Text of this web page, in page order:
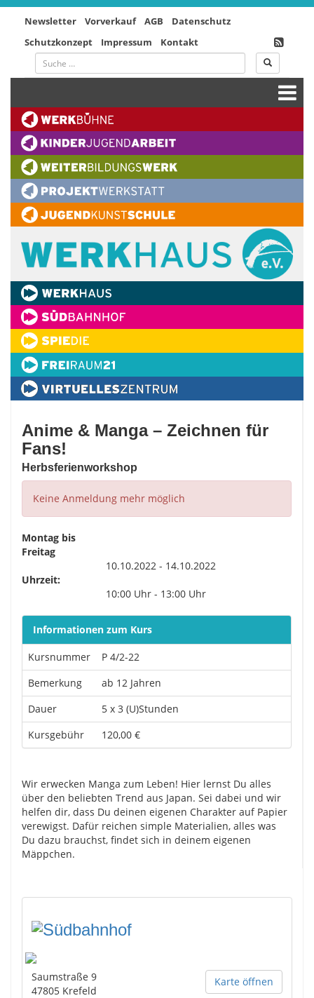
Newsletter Vorverkauf AGB
Datenschutz
Schutzkonzept
Impressum Kontakt
Anime & Manga – Zeichnen für
Fans!
Herbsferienworkshop
Keine Anmeldung mehr möglich
Montag bis
Freitag
10.10.2022 - 14.10.2022
Uhrzeit:
10:00 Uhr - 13:00 Uhr
Informationen zum Kurs
Kursnummer
P 4/2-22
Bemerkung
ab 12 Jahren
Dauer
5 x 3 (U)Stunden
Kursgebühr
120,00 €
Wir erwecken Manga zum Leben! Hier lernst Du alles
über den beliebten Trend aus Japan. Sei dabei und wir
helfen dir, dass Du deinen eigenen Charakter auf Papier
verewigst. Dafür reichen simple Materialien, alles was
Du dazu brauchst, findet sich in deinem eigenen
Mäppchen.
Karte öffnen
Saumstraße 9
47805 Krefeld